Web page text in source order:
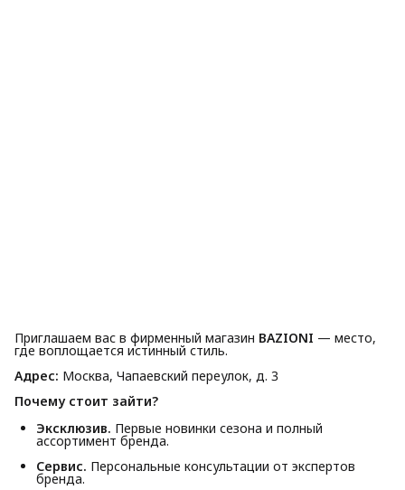
Приглашаем вас в фирменный магазин BAZIONI — место,
где воплощается истинный стиль.
Адрес: Москва, Чапаевский переулок, д. 3
Почему стоит зайти?
Эксклюзив. Первые новинки сезона и полный
ассортимент бренда.
Сервис. Персональные консультации от экспертов
бренда.